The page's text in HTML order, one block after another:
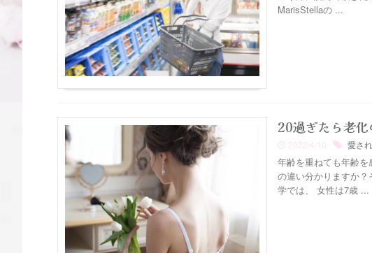
MarisStellaの ...
20過ぎたら老
2022/4/10 愛さ
年齢を重ねても年齢
の違い分かりますか
学では、 女性は7歳 ...